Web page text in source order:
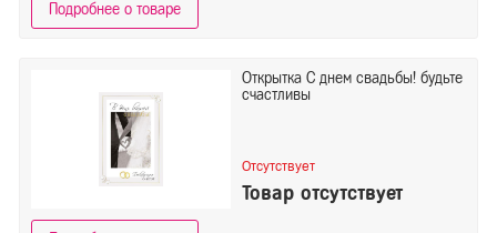
Подробнее о товаре
Открытка С днем свадьбы! будьте
счастливы
Отсутствует
Товар отсутствует